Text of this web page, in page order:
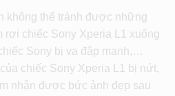
không thể tránh được những
chiếc Sony Xperia L1 xuống
Sony bị va đập mạnh,…
chiếc Sony Xperia L1 bị nứt,
nhận được bức ảnh đẹp sau